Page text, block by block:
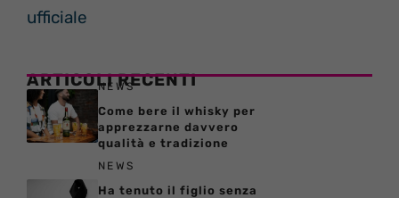
ufficiale
ARTICOLI RECENTI
NEWS
Come bere il whisky per
apprezzarne davvero
qualità e tradizione
NEWS
Ha tenuto il figlio senza